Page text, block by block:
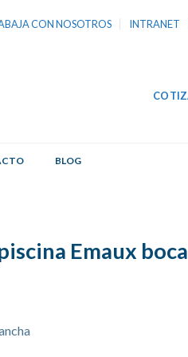
CON NOSOTROS INTRANET
BLOG
Emaux boca